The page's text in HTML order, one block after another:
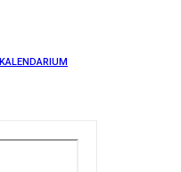
KALENDARIUM